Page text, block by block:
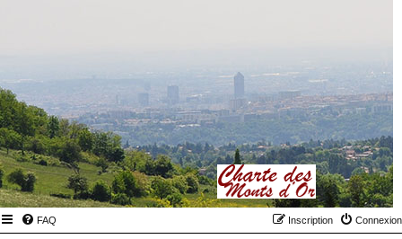
FAQ Connexion
Inscription